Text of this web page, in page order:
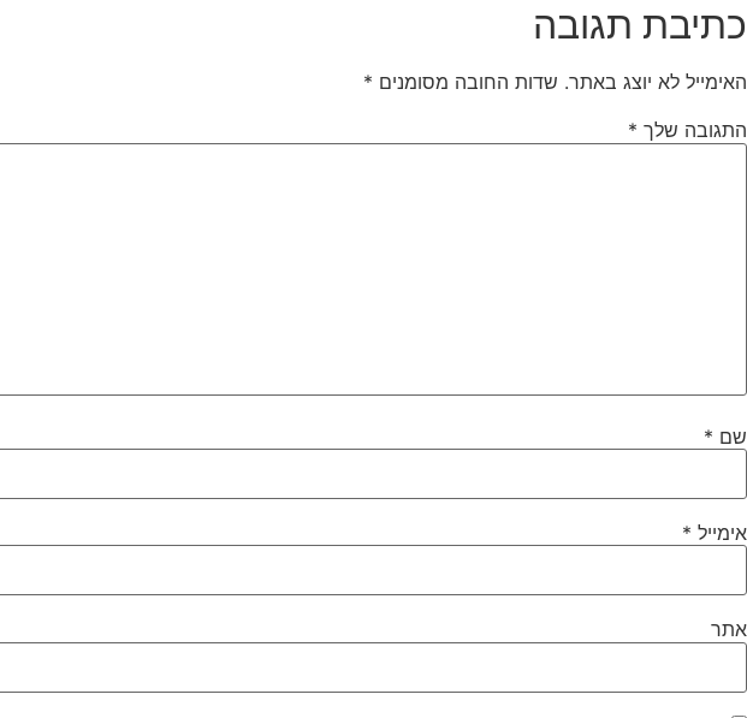
כתיבת תגובה
האימייל לא יוצג באתר. שדות החובה מסומנים *
התגובה שלך *
שם *
אימייל *
אתר